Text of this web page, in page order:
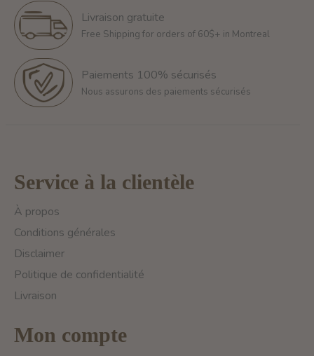
Livraison gratuite
Free Shipping for orders of 60$+ in Montreal
Paiements 100% sécurisés
Nous assurons des paiements sécurisés
Service à la clientèle
À propos
Conditions générales
Disclaimer
Politique de confidentialité
Livraison
Mon compte